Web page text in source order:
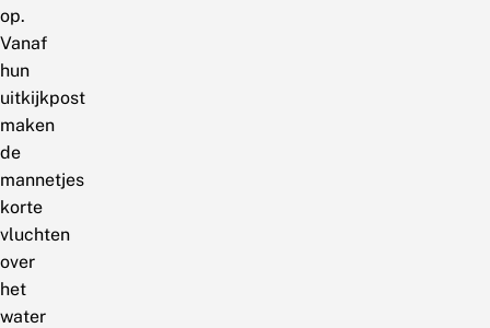
op.
Vanaf
hun
uitkijkpost
maken
de
mannetjes
korte
vluchten
over
het
water